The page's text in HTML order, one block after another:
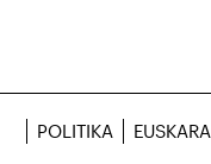
POLITIKA EUSKARA